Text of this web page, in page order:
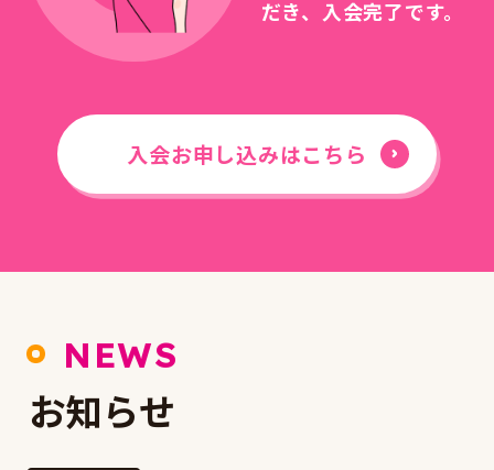
だき、入会完了です。
入会お申し込みはこちら
NEWS
お知らせ